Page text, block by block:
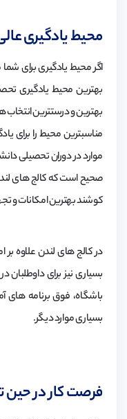
محیط یادگیری
اگر محیط یادگیری برای
بهترین محیط یادگیری
بهترین و درستترین
مناسبترین محیط را برای
موارد در دوران تحصیلی
صحیح است که کالج های
کوشند بهترین امکانات و
در کالج های لندن علاوه
بسیاری نیز برای
باشگاه، فوق برنامه های
بسیاری موارد دیگر.
فرصت کار در حین